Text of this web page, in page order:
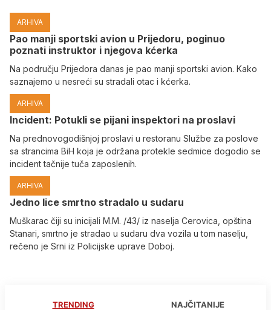
ARHIVA
Pao manji sportski avion u Prijedoru, poginuo
poznati instruktor i njegova kćerka
Na području Prijedora danas je pao manji sportski avion. Kako
saznajemo u nesreći su stradali otac i kćerka.
ARHIVA
Incident: Potukli se pijani inspektori na proslavi
Na prednovogodišnjoj proslavi u restoranu Službe za poslove
sa strancima BiH koja je održana protekle sedmice dogodio se
incident tačnije tuča zaposlenih.
ARHIVA
Јedno lice smrtno stradalo u sudaru
Muškarac čiji su inicijali M.M. /43/ iz naselja Cerovica, opština
Stanari, smrtno je stradao u sudaru dva vozila u tom naselju,
rečeno je Srni iz Policijske uprave Doboj.
TRENDING NAJČITANIJE